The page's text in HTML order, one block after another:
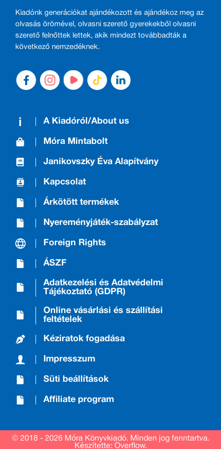
Kiadónk generációkat ajándékozott és ajándékoz meg az
olvasás örömével, olvasni szerető gyerekekből olvasni
szerető felnőttek lettek, akik mindezt továbbadták a
következő nemzedéknek.
A Kiadóról/About us
Móra Mintabolt
Janikovszky Éva Alapítvány
Kapcsolat
Árkötött termékek
Nyereményjáték-szabályzat
Foreign Rights
ÁSZF
Adatkezelési és Adatvédelmi
Tájékoztató (GDPR)
Online vásárlási és szállítási
feltételek
Kéziratok fogadása
Impresszum
Süti beállítások
Affiliate program
© 2018 - 2026 Móra Könyvkiadó. Minden jog fenntartva.
Készítette: Overflow.